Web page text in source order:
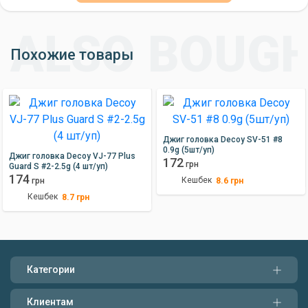
Похожие товары
Джиг головка Decoy VJ-77 Plus
Guard S #2-2.5g (4 шт/уп)
174 грн
Кешбек 8.7 грн
Джиг головка Decoy SV-51 #8
0.9g (5шт/уп)
172 грн
Кешбек 8.6 грн
Категории
Клиентам